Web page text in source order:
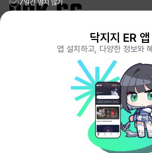
리그오브레전드 전적검색 포로지지PORO.GG
전략적팀전투 TFT 전적검색 롤체지지
메이플스토리 종합통계MAPLE.GG
VALORANT.DAK.GG
배틀그라운드 전적검색PUBG.DAK.GG
이터널 리턴 전적검색ER.DAK.GG
GENSHIN.DAK.GG
DEADLOCK.DAK.GG
7일간 열지 않기
닥지지 ER
앱 설치하고, 다양한 정보와